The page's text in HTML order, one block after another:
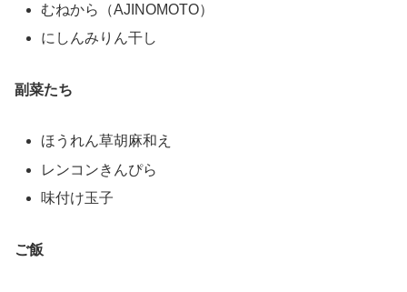
むねから（AJINOMOTO）
にしんみりん干し
副菜たち
ほうれん草胡麻和え
レンコンきんぴら
味付け玉子
ご飯